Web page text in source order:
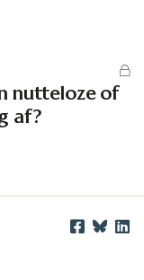
nutteloze of
af?